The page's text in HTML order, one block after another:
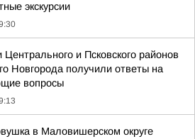
экскурсии
и Псковского районов
Новгорода получили ответы на
вопросы
в Маловишерском округе